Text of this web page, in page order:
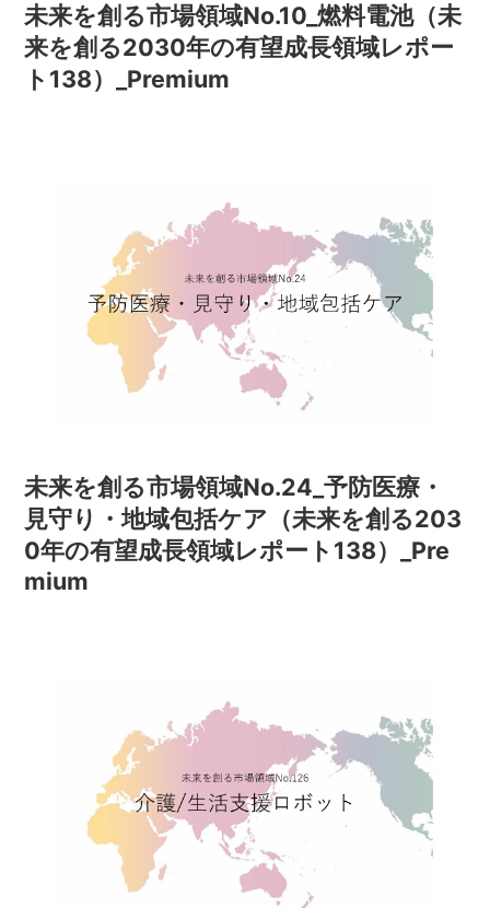
未来を創る市場領域No.10_燃料電池（未
来を創る2030年の有望成長領域レポー
ト138）_Premium
未来を創る市場領域No.24_予防医療・
見守り・地域包括ケア（未来を創る203
0年の有望成長領域レポート138）_Pre
mium